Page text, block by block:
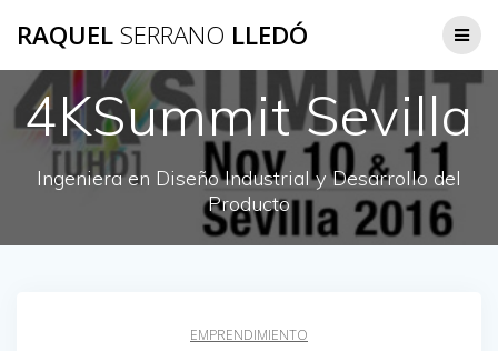
al
RAQUELSERRANO LLEDÓ
4KSummit Sevilla
Ingeniera en Diseño Industrial y Desarrollo del
Producto
EMPRENDIMIENTO